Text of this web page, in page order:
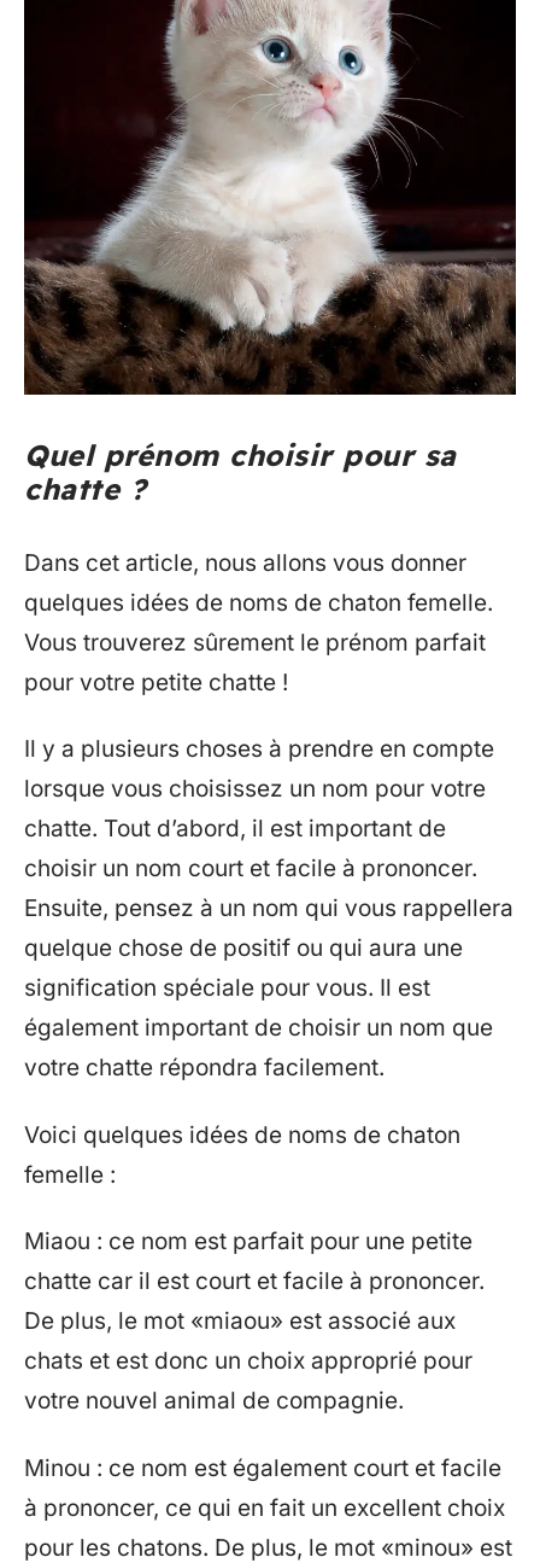
Quel prénom choisir pour sa
chatte ?
Dans cet article, nous allons vous donner
quelques idées de noms de chaton femelle.
Vous trouverez sûrement le prénom parfait
pour votre petite chatte !
Il y a plusieurs choses à prendre en compte
lorsque vous choisissez un nom pour votre
chatte. Tout d’abord, il est important de
choisir un nom court et facile à prononcer.
Ensuite, pensez à un nom qui vous rappellera
quelque chose de positif ou qui aura une
signification spéciale pour vous. Il est
également important de choisir un nom que
votre chatte répondra facilement.
Voici quelques idées de noms de chaton
femelle :
Miaou : ce nom est parfait pour une petite
chatte car il est court et facile à prononcer.
De plus, le mot «miaou» est associé aux
chats et est donc un choix approprié pour
votre nouvel animal de compagnie.
Minou : ce nom est également court et facile
à prononcer, ce qui en fait un excellent choix
pour les chatons. De plus, le mot «minou» est